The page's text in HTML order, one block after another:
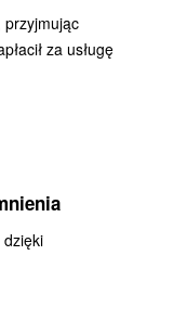
przyjmując
za usługę